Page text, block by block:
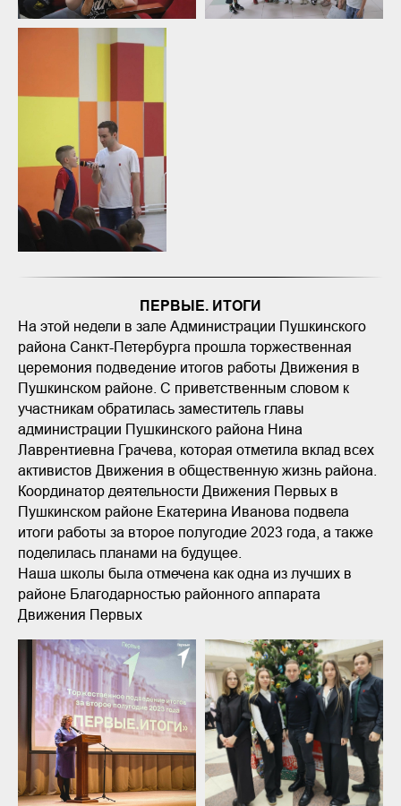
ПЕРВЫЕ. ИТОГИ
На этой недели в зале Администрации Пушкинского
района Санкт-Петербурга прошла торжественная
церемония подведение итогов работы Движения в
Пушкинском районе. С приветственным словом к
участникам обратилась заместитель главы
администрации Пушкинского района Нина
Лаврентиевна Грачева, которая отметила вклад всех
активистов Движения в общественную жизнь района.
Координатор деятельности Движения Первых в
Пушкинском районе Екатерина Иванова подвела
итоги работы за второе полугодие 2023 года, а также
поделилась планами на будущее.
Наша школы была отмечена как одна из лучших в
районе Благодарностью районного аппарата
Движения Первых